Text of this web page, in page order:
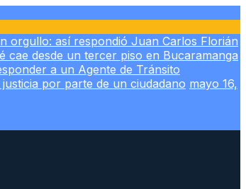
orgullo: así respondió Juan Carlos Florián
cae desde un tercer piso en Bucaramanga
a un Agente de Tránsito
por parte de un ciudadano mayo 16,